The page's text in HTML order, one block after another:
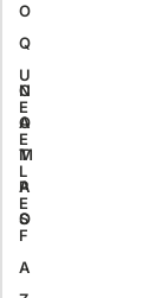
C
A
M
P
O
O
Q
U
E
E
L
E
F
A
N
O
T
A
S